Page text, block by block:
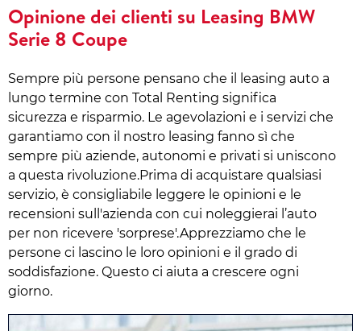
Opinione dei clienti su Leasing BMW
Serie 8 Coupe
Sempre più persone pensano che il leasing auto a
lungo termine con Total Renting significa
sicurezza e risparmio. Le agevolazioni e i servizi che
garantiamo con il nostro leasing fanno sì che
sempre più aziende, autonomi e privati si uniscono
a questa rivoluzione.Prima di acquistare qualsiasi
servizio, è consigliabile leggere le opinioni e le
recensioni sull'azienda con cui noleggierai l’auto
per non ricevere 'sorprese'.Apprezziamo che le
persone ci lascino le loro opinioni e il grado di
soddisfazione. Questo ci aiuta a crescere ogni
giorno.